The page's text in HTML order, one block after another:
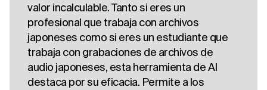
valor incalculable. Tanto si eres un
profesional que trabaja con archivos
japoneses como si eres un estudiante que
trabaja con grabaciones de archivos de
audio japoneses, esta herramienta de AI
destaca por su eficacia. Permite a los